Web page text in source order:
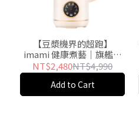
【豆漿機界的超跑】
imami 健康煮藝｜旗艦破
壁智慧養生豆漿機-推
NT$2,480NT$4,990
Add to Cart